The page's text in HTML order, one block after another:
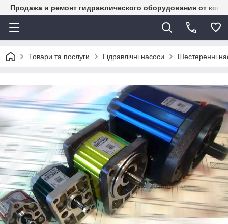
Продажа и ремонт гидравлического оборудования от
Товари та послуги Гідравлічні насоси Шестеренні